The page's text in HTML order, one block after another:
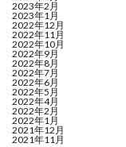
2023年2月
2023年1月
2022年12月
2022年11月
2022年10月
2022年9月
2022年8月
2022年7月
2022年6月
2022年5月
2022年4月
2022年2月
2022年1月
2021年12月
2021年11月